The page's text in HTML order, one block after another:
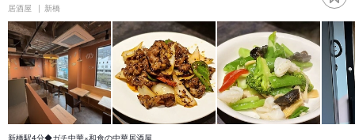
居酒屋 新橋